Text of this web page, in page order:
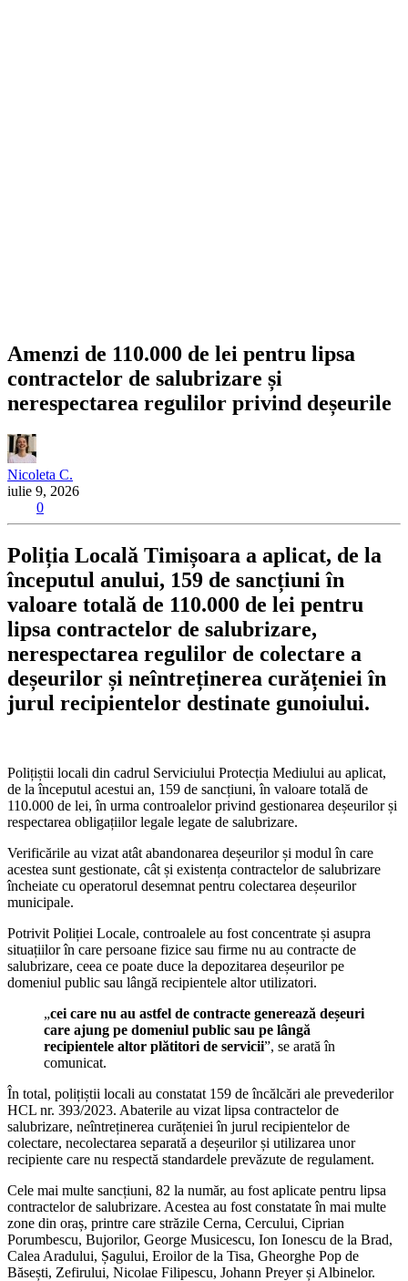
Amenzi de 110.000 de lei pentru lipsa
contractelor de salubrizare și
nerespectarea regulilor privind deșeurile
Nicoleta C.
iulie 9, 2026
0
Poliția Locală Timișoara a aplicat, de la
începutul anului, 159 de sancțiuni în
valoare totală de 110.000 de lei pentru
lipsa contractelor de salubrizare,
nerespectarea regulilor de colectare a
deșeurilor și neîntreținerea curățeniei în
jurul recipientelor destinate gunoiului.
Polițiștii locali din cadrul Serviciului Protecția Mediului au aplicat,
de la începutul acestui an, 159 de sancțiuni, în valoare totală de
110.000 de lei, în urma controalelor privind gestionarea deșeurilor și
respectarea obligațiilor legale legate de salubrizare.
Verificările au vizat atât abandonarea deșeurilor și modul în care
acestea sunt gestionate, cât și existența contractelor de salubrizare
încheiate cu operatorul desemnat pentru colectarea deșeurilor
municipale.
Potrivit Poliției Locale, controalele au fost concentrate și asupra
situațiilor în care persoane fizice sau firme nu au contracte de
salubrizare, ceea ce poate duce la depozitarea deșeurilor pe
domeniul public sau lângă recipientele altor utilizatori.
„cei care nu au astfel de contracte generează deșeuri
care ajung pe domeniul public sau pe lângă
recipientele altor plătitori de servicii”, se arată în
comunicat.
În total, polițiștii locali au constatat 159 de încălcări ale prevederilor
HCL nr. 393/2023. Abaterile au vizat lipsa contractelor de
salubrizare, neîntreținerea curățeniei în jurul recipientelor de
colectare, necolectarea separată a deșeurilor și utilizarea unor
recipiente care nu respectă standardele prevăzute de regulament.
Cele mai multe sancțiuni, 82 la număr, au fost aplicate pentru lipsa
contractelor de salubrizare. Acestea au fost constatate în mai multe
zone din oraș, printre care străzile Cerna, Cercului, Ciprian
Porumbescu, Bujorilor, George Musicescu, Ion Ionescu de la Brad,
Calea Aradului, Șagului, Eroilor de la Tisa, Gheorghe Pop de
Băsești, Zefirului, Nicolae Filipescu, Johann Preyer și Albinelor.